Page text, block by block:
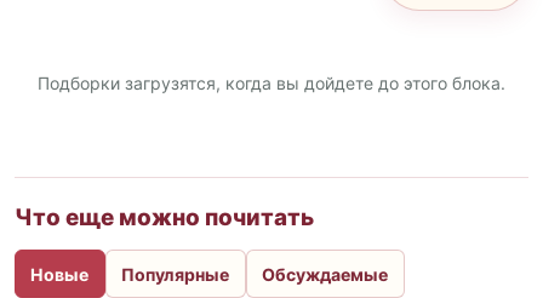
Подборки загрузятся, когда вы дойдете до этого блока.
Что еще можно почитать
Новые Популярные Обсуждаемые